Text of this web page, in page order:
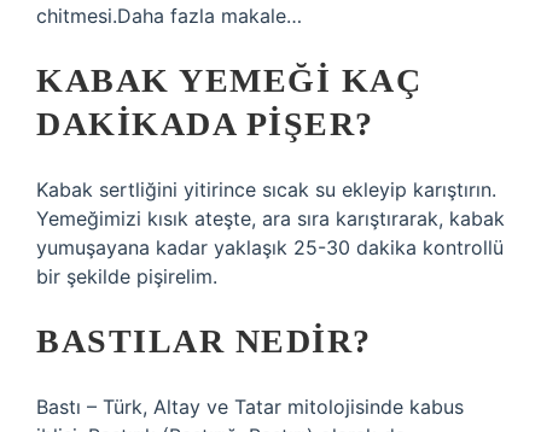
chitmesi.Daha fazla makale…
KABAK YEMEĞI KAÇ
DAKIKADA PIŞER?
Kabak sertliğini yitirince sıcak su ekleyip karıştırın.
Yemeğimizi kısık ateşte, ara sıra karıştırarak, kabak
yumuşayana kadar yaklaşık 25-30 dakika kontrollü
bir şekilde pişirelim.
BASTILAR NEDIR?
Bastı – Türk, Altay ve Tatar mitolojisinde kabus